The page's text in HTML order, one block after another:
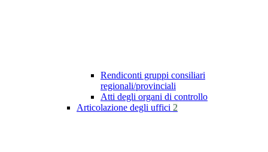
Rendiconti gruppi consiliari
regionali/provinciali
Atti degli organi di controllo
Articolazione degli uffici 2